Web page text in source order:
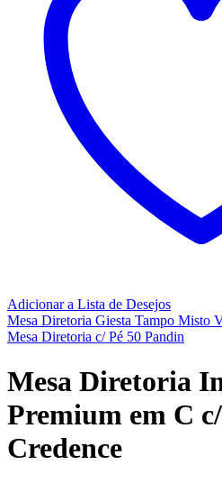
Adicionar a Lista de Desejos
Mesa Diretoria Giesta Tampo Misto
Mesa Diretoria c/ Pé 50 Pandin
Mesa Diretoria
Premium em C
Credence